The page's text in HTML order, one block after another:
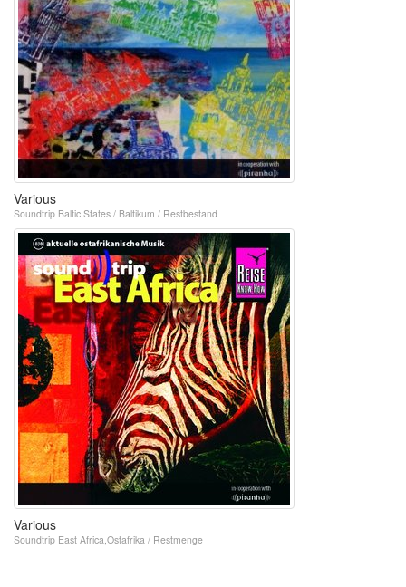
Various
Soundtrip Baltic States / Baltikum / Restbestand
Various
Soundtrip East Africa,Ostafrika / Restmenge